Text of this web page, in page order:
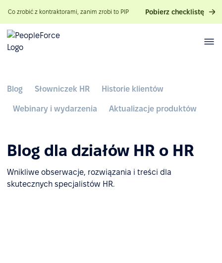
Co zrobić z kontraktorami, zanim zrobi to PIP Pobierz checklistę
Blog Słowniczek HR Historie klientów
Webinary i wydarzenia Aktualizacje produktów
Blog dla działów HR o HR
Wnikliwe obserwacje, rozwiązania i treści dla
skutecznych specjalistów HR.